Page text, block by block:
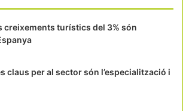
creixements turístics del 3% són
claus per al sector són l’especialització i